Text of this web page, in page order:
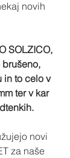
novih
SOLZICO,
in to celo v
ter v kar
novi
za naše